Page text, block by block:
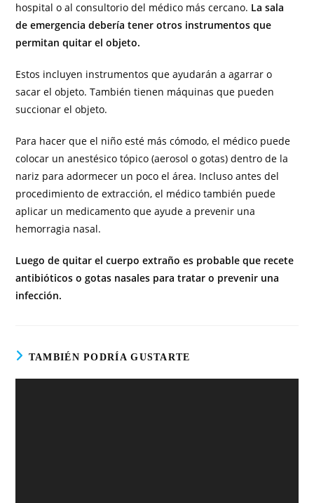
hospital o al consultorio del médico más cercano. La sala
de emergencia debería tener otros instrumentos que
permitan quitar el objeto.
Estos incluyen instrumentos que ayudarán a agarrar o
sacar el objeto. También tienen máquinas que pueden
succionar el objeto.
Para hacer que el niño esté más cómodo, el médico puede
colocar un anestésico tópico (aerosol o gotas) dentro de la
nariz para adormecer un poco el área. Incluso antes del
procedimiento de extracción, el médico también puede
aplicar un medicamento que ayude a prevenir una
hemorragia nasal.
Luego de quitar el cuerpo extraño es probable que recete
antibióticos o gotas nasales para tratar o prevenir una
infección.
TAMBIÉN PODRÍA GUSTARTE